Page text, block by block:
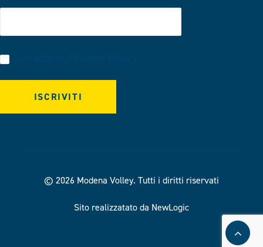
© 2026 Modena Volley. Tutti i diritti riservati
Sito realizzatato da NewLogic